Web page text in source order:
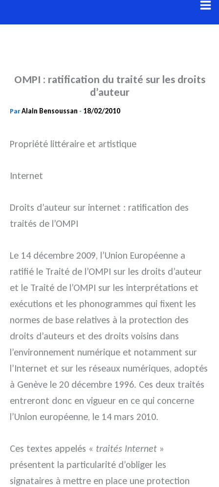
au
OMPI : ratification du traité sur les droits
d’auteur
ParAlain Bensoussan - 18/02/2010
Propriété littéraire et artistique
Internet
Droits d’auteur sur internet : ratification des
traités de l’OMPI
Le 14 décembre 2009, l’Union Européenne a
ratifié le Traité de l’OMPI sur les droits d’auteur
et le Traité de l’OMPI sur les interprétations et
exécutions et les phonogrammes qui fixent les
normes de base relatives à la protection des
droits d’auteurs et des droits voisins dans
l’environnement numérique et notamment sur
l’Internet et sur les réseaux numériques, adoptés
à Genève le 20 décembre 1996. Ces deux traités
entreront donc en vigueur en ce qui concerne
l’Union européenne, le 14 mars 2010.
Ces textes appelés « traités Internet »
présentent la particularité d’obliger les
signataires à mettre en place une protection